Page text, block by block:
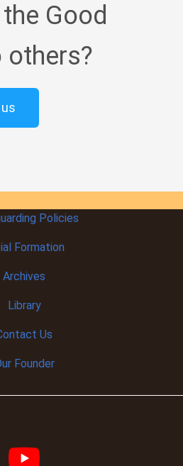
Good
others?
Policies
Formation
Archives
Library
Us
Founder